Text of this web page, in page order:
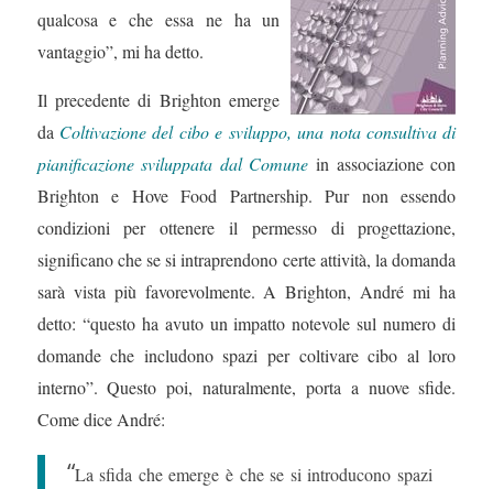
qualcosa e che essa ne ha un
vantaggio”, mi ha detto.
Il precedente di Brighton emerge
da Coltivazione del cibo e sviluppo, una nota consultiva di
pianificazione sviluppata dal Comune in associazione con
Brighton e Hove Food Partnership. Pur non essendo
condizioni per ottenere il permesso di progettazione,
significano che se si intraprendono certe attività, la domanda
sarà vista più favorevolmente. A Brighton, André mi ha
detto: “questo ha avuto un impatto notevole sul numero di
domande che includono spazi per coltivare cibo al loro
interno”. Questo poi, naturalmente, porta a nuove sfide.
Come dice André:
“La sfida che emerge è che se si introducono spazi